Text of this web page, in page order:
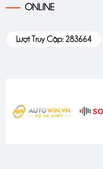
ONLINE
Lượt Truy Cập: 283664